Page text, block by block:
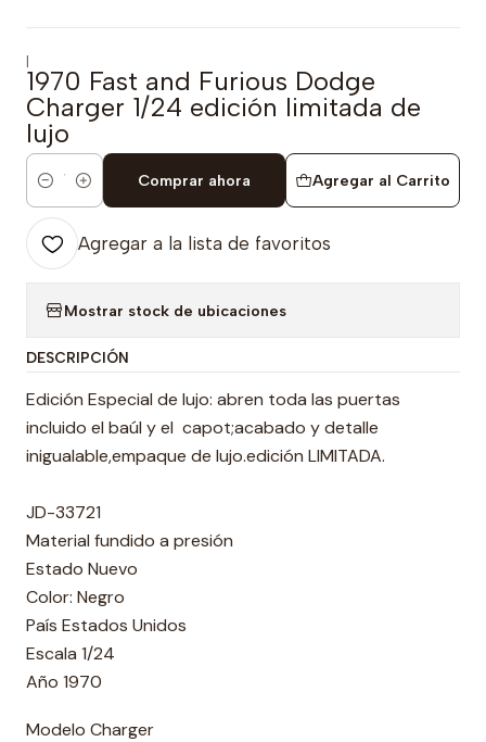
|
1970 Fast and Furious Dodge
Charger 1/24 edición limitada de
lujo
Cantidad
Agregar al Carrito
Comprar ahora
Agregar a la lista de favoritos
Mostrar stock de ubicaciones
DESCRIPCIÓN
Edición Especial de lujo: abren toda las puertas
incluido el baúl y el capot;acabado y detalle
inigualable,empaque de lujo.edición LIMITADA.
JD-33721
Material fundido a presión
Estado Nuevo
Color: Negro
País Estados Unidos
Escala 1/24
Año 1970
Modelo Charger